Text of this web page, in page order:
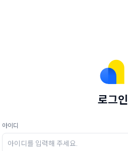
로그인
아이디